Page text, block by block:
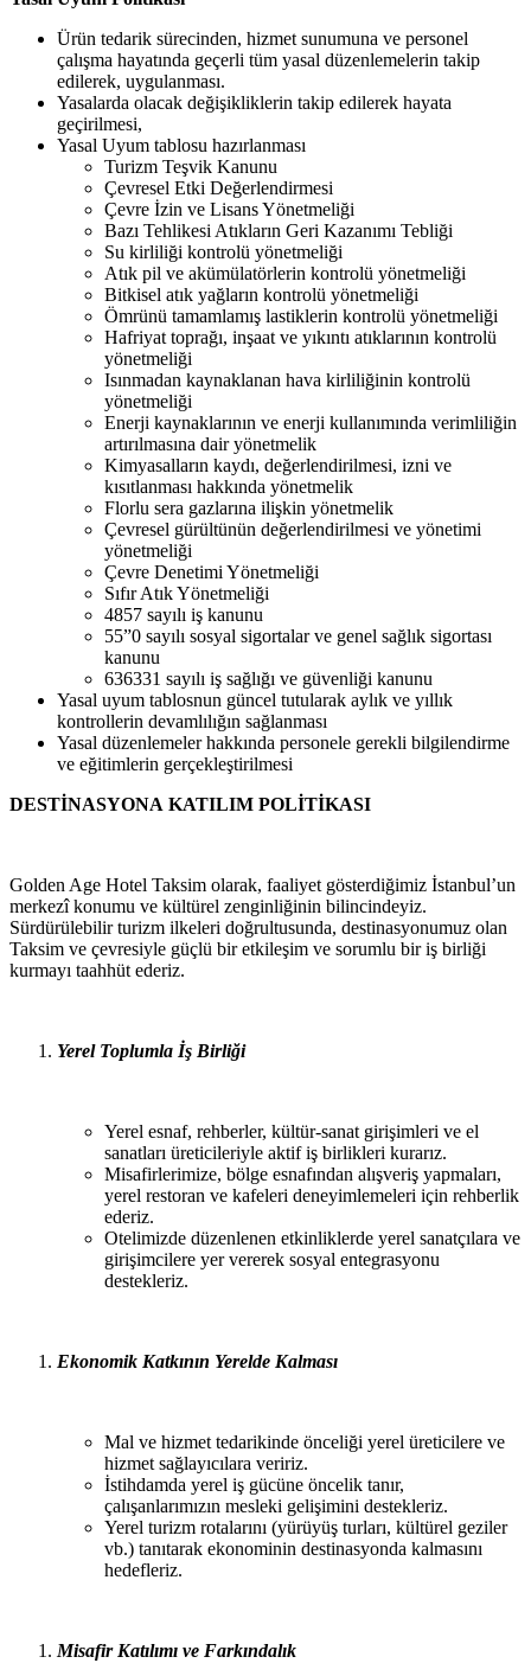
Ürün tedarik sürecinden, hizmet sunumuna ve personel
çalışma hayatında geçerli tüm yasal düzenlemelerin takip
edilerek, uygulanması.
Yasalarda olacak değişikliklerin takip edilerek hayata
geçirilmesi,
Yasal Uyum tablosu hazırlanması
Turizm Teşvik Kanunu
Çevresel Etki Değerlendirmesi
Çevre İzin ve LisansYönetmeliği
Bazı Tehlikesi Atıkların Geri Kazanımı Tebliği
Su kirliliği kontrolü yönetmeliği
Atık pil ve akümülatörlerin kontrolü yönetmeliği
Bitkisel atık yağların kontrolü yönetmeliği
Ömrünü tamamlamış lastiklerin kontrolü yönetmeliği
Hafriyat toprağı, inşaat ve yıkıntı atıklarının kontrolü
yönetmeliği
Isınmadan kaynaklanan hava kirliliğinin kontrolü
yönetmeliği
Enerji kaynaklarının ve enerji kullanımında verimliliğin
artırılmasına dairyönetmelik
Kimyasalların kaydı, değerlendirilmesi, izni ve
kısıtlanması hakkında yönetmelik
Florlu sera gazlarına ilişkin yönetmelik
Çevresel gürültünün değerlendirilmesi ve yönetimi
yönetmeliği
Çevre Denetimi Yönetmeliği
Sıfır AtıkYönetmeliği
4857 sayılı iş kanunu
55”0 sayılı sosyal sigortalar ve genel sağlık sigortası
kanunu
636331 sayılı iş sağlığı ve güvenliği kanunu
Yasal uyum tablosnun güncel tutularak aylık ve yıllık
kontrollerin devamlılığın sağlanması
Yasal düzenlemeler hakkında personele gerekli bilgilendirme
ve eğitimlerin gerçekleştirilmesi
DESTİNASYONA KATILIM POLİTİKASI
Golden Age Hotel Taksim olarak, faaliyet gösterdiğimiz İstanbul’un
merkezî konumu ve kültürel zenginliğinin bilincindeyiz.
Sürdürülebilir turizm ilkeleri doğrultusunda, destinasyonumuz olan
Taksim ve çevresiyle güçlü bir etkileşim ve sorumlu bir iş birliği
kurmayı taahhüt ederiz.
Yerel Toplumla İş Birliği
Yerel esnaf, rehberler, kültür-sanat girişimleri ve el
sanatları üreticileriyle aktif iş birlikleri kurarız.
Misafirlerimize, bölge esnafından alışveriş yapmaları,
yerel restoran ve kafeleri deneyimlemeleri için rehberlik
ederiz.
Otelimizde düzenlenen etkinliklerde yerel sanatçılara ve
girişimcilere yer vererek sosyal entegrasyonu
destekleriz.
Ekonomik Katkının Yerelde Kalması
Mal ve hizmet tedarikinde önceliği yerel üreticilere ve
hizmet sağlayıcılara veririz.
İstihdamda yerel iş gücüne öncelik tanır,
çalışanlarımızın mesleki gelişimini destekleriz.
Yerel turizm rotalarını (yürüyüş turları, kültürel geziler
vb.) tanıtarak ekonominin destinasyonda kalmasını
hedefleriz.
Misafir Katılımı ve Farkındalık